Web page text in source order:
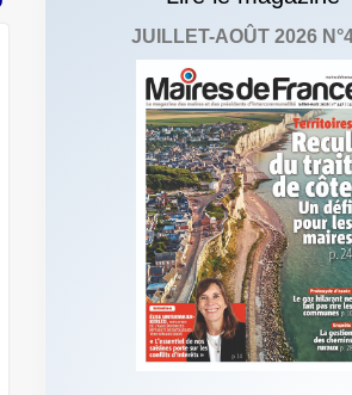
JUILLET-AOÛT 2026